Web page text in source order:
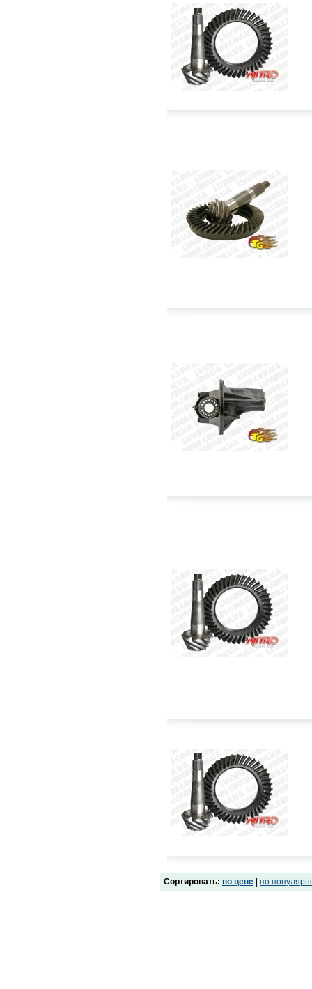
Сортировать: по цене по